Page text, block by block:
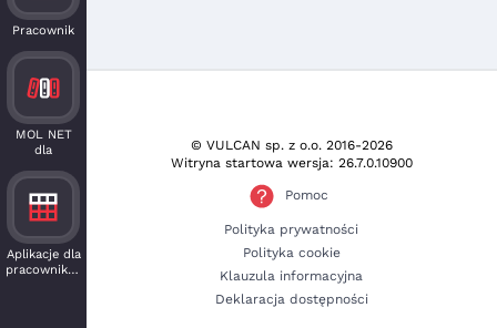
Pracownik
MOL NET
dla
Aplikacje dla
pracowników
© VULCAN sp. z o.o.2016-2026
Witryna startowa wersja: 26.7.0.10900
Pomoc
Polityka prywatności
Polityka cookie
Klauzula informacyjna
Deklaracja dostępności